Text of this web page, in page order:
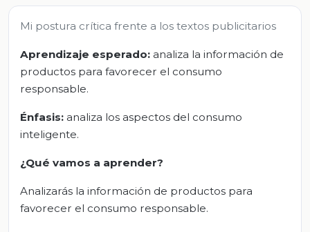
Mi postura crítica frente a los textos publicitarios
Aprendizaje esperado: analiza la información de
productos para favorecer el consumo
responsable.
Énfasis: analiza los aspectos del consumo
inteligente.
¿Qué vamos a aprender?
Analizarás la información de productos para
favorecer el consumo responsable.